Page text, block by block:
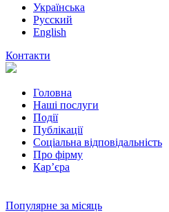
Українська
Русский
English
Контакти
Головна
Наші послуги
Події
Публікації
Соціальна відповідальність
Про фiрму
Кар’єра
Популярне за місяць